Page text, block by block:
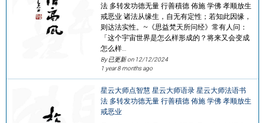
法 多转发功德无量 行善積德 佈施 学佛 孝顺放生
戒恶业 诸法从缘生，自无有定性；若知此因缘，
则达法实性。~《思益梵天所问经》常有人问：
「这个宇宙世界是怎么样形成的？将来又会变成
怎么样…
By 已更新 on 12/12/2024
1 year 8 months ago
星云大师点智慧 星云大师语录 星云大师法语书
法 多转发功德无量 行善積德 佈施 学佛 孝顺放生
戒恶业